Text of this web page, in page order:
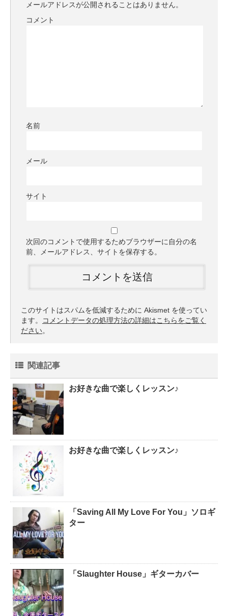
メールアドレスが公開されることはありません。
コメント
名前
メール
サイト
次回のコメントで使用するためブラウザーに自分の名
前、メールアドレス、サイトを保存する。
このサイトはスパムを低減するために Akismet を使ってい
ます。
コメントデータの処理方法の詳細はこちらをご覧く
ださい。
関連記事
お好きな曲で楽しくレッスン♪
お好きな曲で楽しくレッスン♪
「Saving All My Love For You」ソロギ
ター
「Slaughter House」ギターカバー